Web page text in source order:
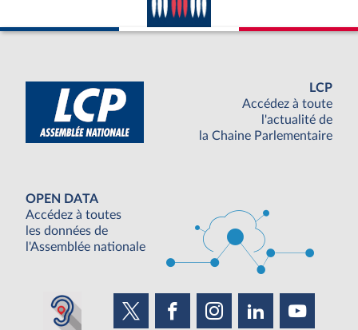
LCP
Accédez à toute
l'actualité de
la Chaine Parlementaire
OPEN DATA
Accédez à toutes
les données de
l'Assemblée nationale